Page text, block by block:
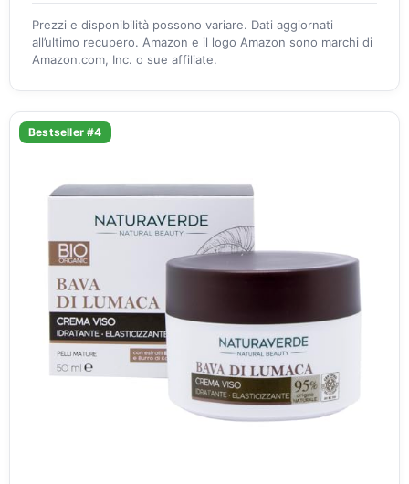
Prezzi e disponibilità possono variare. Dati aggiornati
all’ultimo recupero. Amazon e il logo Amazon sono marchi di
Amazon.com, Inc. o sue affiliate.
Bestseller #4